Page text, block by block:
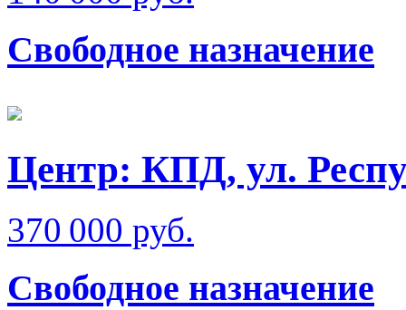
Свободное назначение
Центр: КПД, ул.
370 000 руб.
Свободное назначение